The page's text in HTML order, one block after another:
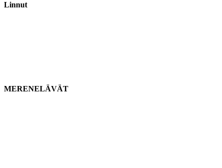
Linnut
MERENELÄVÄT